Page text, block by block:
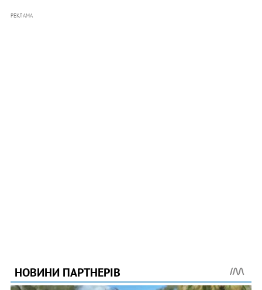
РЕКЛАМА